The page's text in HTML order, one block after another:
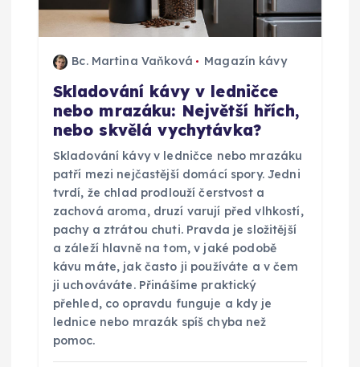
Bc. Martina Vaňková Magazín kávy
Skladování kávy v ledničce
nebo mrazáku: Největší hřích,
nebo skvělá vychytávka?
Skladování kávy v ledničce nebo mrazáku
patří mezi nejčastější domácí spory. Jedni
tvrdí, že chlad prodlouží čerstvost a
zachová aroma, druzí varují před vlhkostí,
pachy a ztrátou chuti. Pravda je složitější
a záleží hlavně na tom, v jaké podobě
kávu máte, jak často ji používáte a v čem
ji uchováváte. Přinášíme praktický
přehled, co opravdu funguje a kdy je
lednice nebo mrazák spíš chyba než
pomoc.